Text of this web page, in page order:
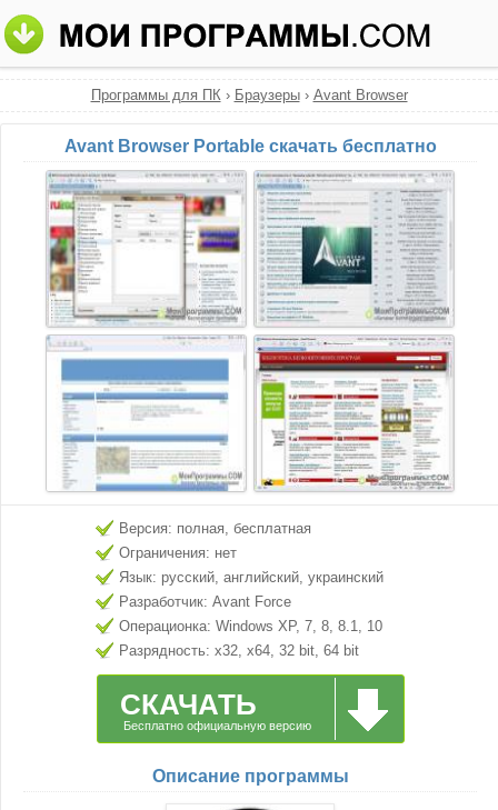
Программы для ПК› Браузеры› Avant Browser
Avant Browser Portable скачать бесплатно
Версия: полная, бесплатная
Ограничения: нет
Язык: русский, английский, украинский
Разработчик: Avant Force
Операционка: Windows XP, 7, 8, 8.1, 10
Разрядность: x32, x64, 32 bit, 64 bit
СКАЧАТЬ
Бесплатно официальную версию
Описание программы